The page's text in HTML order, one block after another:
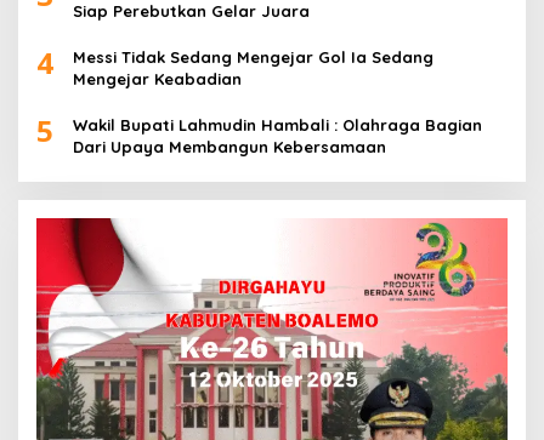
Siap Perebutkan Gelar Juara
4
Messi Tidak Sedang Mengejar Gol Ia Sedang
Mengejar Keabadian
5
Wakil Bupati Lahmudin Hambali : Olahraga Bagian
Dari Upaya Membangun Kebersamaan